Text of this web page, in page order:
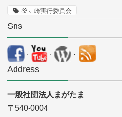
釜ヶ崎実行委員会
Sns
. . .
Address
一般社団法人まがたま
〒540-0004